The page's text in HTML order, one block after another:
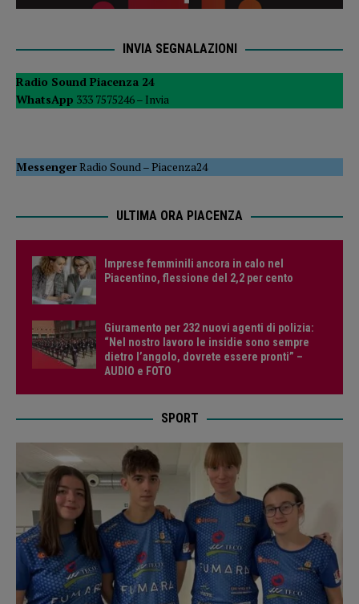
INVIA SEGNALAZIONI
Radio Sound Piacenza 24
WhatsApp 333 7575246 – Invia
MessengerRadio Sound–Piacenza24
ULTIMA ORA PIACENZA
Imprese femminili ancora in calo nel
Piacentino, flessione del 2,2 per cento
Giuramento per 232 nuovi agenti di polizia:
“Nel nostro lavoro le insidie sono sempre
dietro l’angolo, dovrete essere pronti” –
AUDIO e FOTO
SPORT